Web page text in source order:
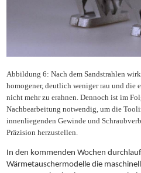
Abbildung 6: Nach dem Sandstrahlen
homogener, deutlich weniger rau und die
nicht mehr zu erahnen. Dennoch ist im
Nachbearbeitung notwendig, um die
innenliegenden Gewinde und
Präzision herzustellen.
In den kommenden Wochen
Wärmetauschermodelle die